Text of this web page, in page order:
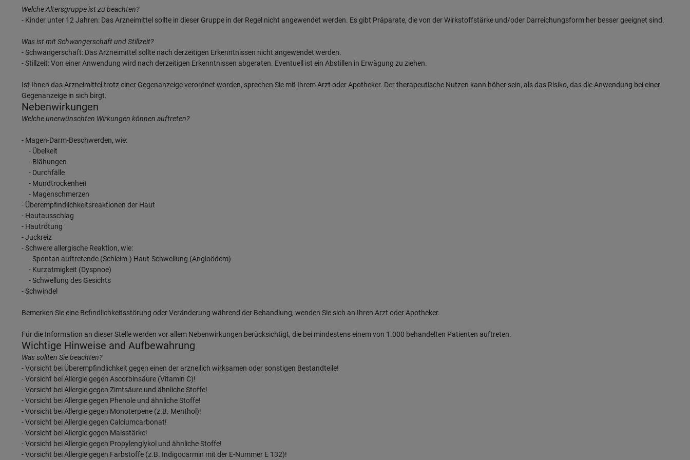
Welche Altersgruppe ist zu beachten?
- Kinder unter 12 Jahren: Das Arzneimittel sollte in dieser Gruppe in der Regel nicht angewendet werden. Es gibt Präparate, die von der Wirkstoffstärke und/oder Darreichungsform her besser geeignet sind.
Was ist mit Schwangerschaft und Stillzeit?
- Schwangerschaft: Das Arzneimittel sollte nach derzeitigen Erkenntnissen nicht angewendet werden.
- Stillzeit: Von einer Anwendung wird nach derzeitigen Erkenntnissen abgeraten. Eventuell ist ein Abstillen in Erwägung zu ziehen.
Ist Ihnen das Arzneimittel trotz einer Gegenanzeige verordnet worden, sprechen Sie mit Ihrem Arzt oder Apotheker. Der therapeutische Nutzen kann höher sein, als das Risiko, das die Anwendung bei einer
Gegenanzeige in sich birgt.
Nebenwirkungen
Welche unerwünschten Wirkungen können auftreten?
- Magen-Darm-Beschwerden, wie:
- Übelkeit
- Blähungen
- Durchfälle
- Mundtrockenheit
- Magenschmerzen
- Überempfindlichkeitsreaktionen der Haut
- Hautausschlag
- Hautrötung
- Juckreiz
- Schwere allergische Reaktion, wie:
- Spontan auftretende (Schleim-) Haut-Schwellung (Angioödem)
- Kurzatmigkeit (Dyspnoe)
- Schwellung des Gesichts
- Schwindel
Bemerken Sie eine Befindlichkeitsstörung oder Veränderung während der Behandlung, wenden Sie sich an Ihren Arzt oder Apotheker.
Für die Information an dieser Stelle werden vor allem Nebenwirkungen berücksichtigt, die bei mindestens einem von 1.000 behandelten Patienten auftreten.
Wichtige Hinweise and Aufbewahrung
Was sollten Sie beachten?
- Vorsicht bei Überempfindlichkeit gegen einen der arzneilich wirksamen oder sonstigen Bestandteile!
- Vorsicht bei Allergie gegen Ascorbinsäure (Vitamin C)!
- Vorsicht bei Allergie gegen Zimtsäure und ähnliche Stoffe!
- Vorsicht bei Allergie gegen Phenole und ähnliche Stoffe!
- Vorsicht bei Allergie gegen Monoterpene (z.B. Menthol)!
- Vorsicht bei Allergie gegen Calciumcarbonat!
- Vorsicht bei Allergie gegen Maisstärke!
- Vorsicht bei Allergie gegen Propylenglykol und ähnliche Stoffe!
- Vorsicht bei Allergie gegen Farbstoffe (z.B. Indigocarmin mit der E-Nummer E 132)!